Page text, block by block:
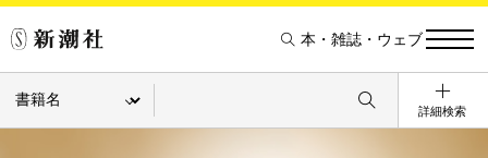
本・雑誌・ウェブ
詳細検索